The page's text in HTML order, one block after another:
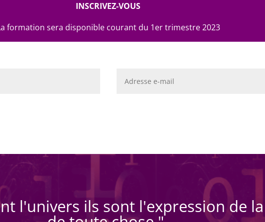
INSCRIVEZ-VOUS
formation sera disponible courant du 1er trimestre 2023
l'univers ils sont l'expression de